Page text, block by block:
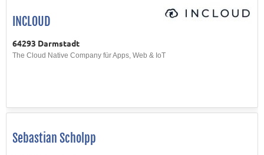
INCLOUD
64293 Darmstadt
The Cloud Native Company für Apps, Web & IoT
Sebastian Scholpp